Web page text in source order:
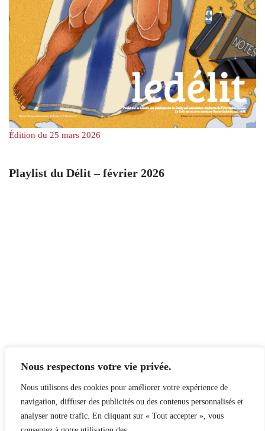
Nous respectons votre vie privée.
Nous utilisons des cookies pour améliorer votre expérience de
navigation, diffuser des publicités ou des contenus personnalisés et
analyser notre trafic. En cliquant sur « Tout accepter », vous
Édition du 25 mars 2026
Playlist du Délit – février 2026